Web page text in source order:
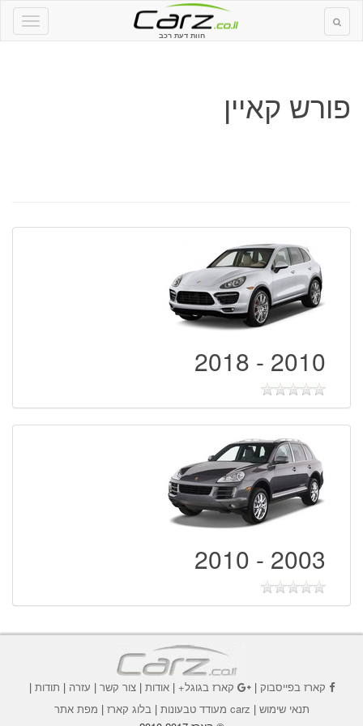
חוות דעת רכב
פורש קאיין
2010 - 2018
2003 - 2010
קארז בפייסבוק| קארז בגוגל+|אודות |צור קשר | עזרה | תודות |
תנאי שימוש | carz מעודד טבעונות | בלוג קארז | מפת אתר